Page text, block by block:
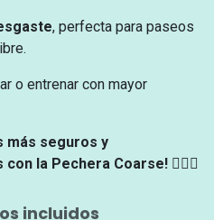
, perfecta para paseos
o entrenar con mayor
más seguros y
la Pechera Coarse! 🐕‍🦺✨
incluidos